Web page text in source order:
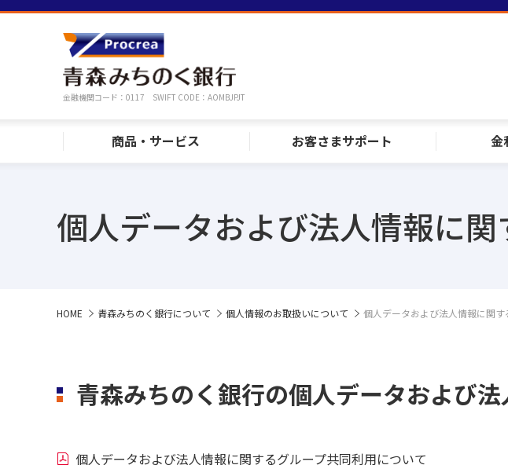
金融機関コード：0117 SWIFT CODE：AOMBJPJT
商品・サービス お客さまサポート 金
個人データおよび法人情報に
HOME 青森みちのく銀行について 個人情報のお取扱いについて 個人データおよび法人情報に関
青森みちのく銀行の個人データおよび
個人データおよび法人情報に関するグループ共同利用について